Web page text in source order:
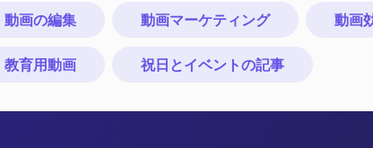
動画の編集 動画マーケティング 動画
教育用動画 祝日とイベントの記事